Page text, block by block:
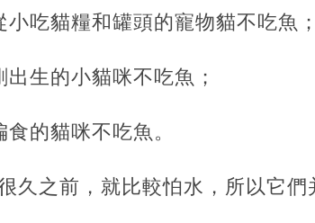
小吃貓糧和罐頭的寵物貓不吃魚；
出生的小貓咪不吃魚；
食的貓咪不吃魚。
久之前，就比較怕水，所以它們